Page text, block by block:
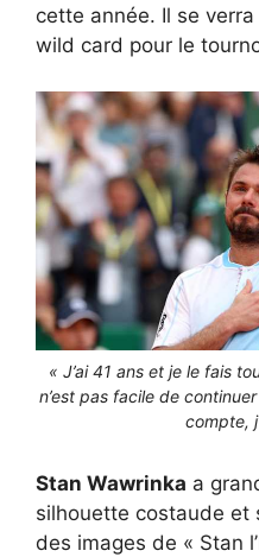
cette année. Il se
wild card pour le
« J’ai 41 ans et je le fais
n’est pas facile de
compte,
Stan Wawrinka a
silhouette costaude et
des images de « Stan